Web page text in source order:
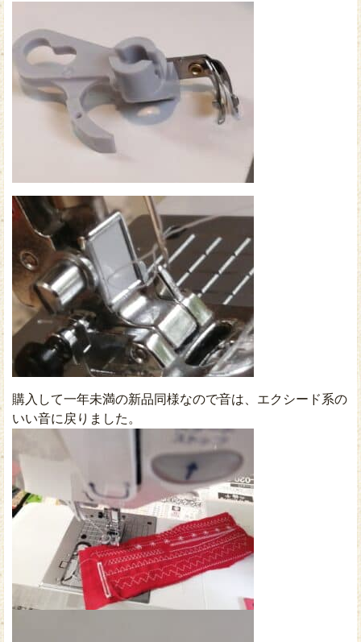
購入して一年未満の新品同様なので音は、エクシード系の
いい音に戻りました。